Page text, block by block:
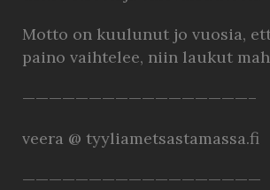
Motto on kuulunut jo vuosia,
paino vaihtelee, niin laukut
—————————————————–
veera @ tyyliametsastamassa.fi
——————————————————